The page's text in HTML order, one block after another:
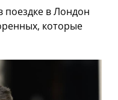
поездке в Лондон
которые